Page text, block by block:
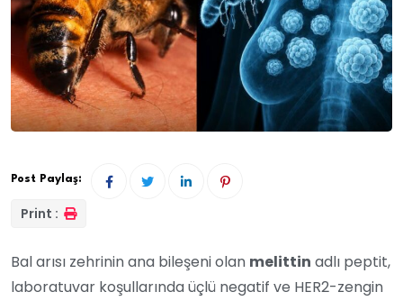
Post Paylaş:
Print :
Bal arısı zehrinin ana bileşeni olan melittin adlı peptit,
laboratuvar koşullarında üçlü negatif ve HER2-zengin